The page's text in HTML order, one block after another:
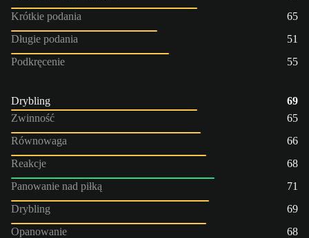
Krótkie podania
65
Długie podania
51
Podkręcenie
55
Drybling
69
Zwinność
65
Równowaga
66
Reakcje
68
Panowanie nad piłką
71
Drybling
69
Opanowanie
68